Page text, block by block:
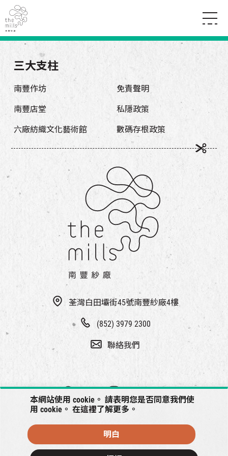
本網站使用 cookie。 請表明您是否同意我們使
用 cookie。 在這裡了解更多。
明白
關於南豐紗廠
願景
三大支柱
媒體中心
聯絡我們
南豐店堂
店堂指南
商店
活動場地
活動世界之約
展覽
導賞團
體驗
景點
活化與保育
走進南豐紗廠
其他體驗
穿梭巴士服務
荃灣白田壩街45號南豐紗廠4樓
(852) 3979 2300
聯絡我們
三大支柱
南豐作坊
南豐店堂
六廠紡織文化藝術館
免責聲明
私隱政策
數碼存根政策
© 2026 南豐紗廠將保留一切權利